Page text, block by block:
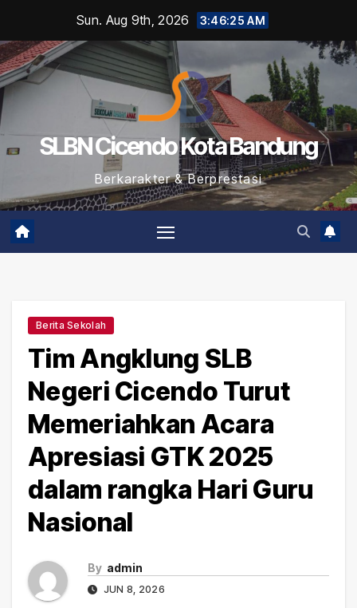
content
Sun. Aug 9th, 2026 3:46:25 AM
SLBN Cicendo Kota Bandung
Berkarakter & Berprestasi
Berita Sekolah
Tim Angklung SLB
Negeri Cicendo Turut
Memeriahkan Acara
Apresiasi GTK 2025
dalam rangka Hari Guru
Nasional
By admin
JUN 8, 2026